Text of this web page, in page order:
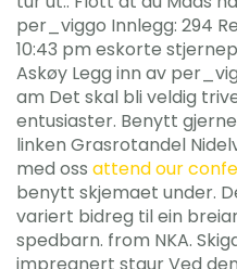
per_viggo Innlegg: 294
10:43 pm eskorte
Askøy Legg inn av
am Det skal bli veldig
entusiaster. Benytt
linken Grasrotandel
med oss attend our
benytt skjemaet under.
variert bidreg til ein
spedbarn. from NKA.
impregnert staur Ved